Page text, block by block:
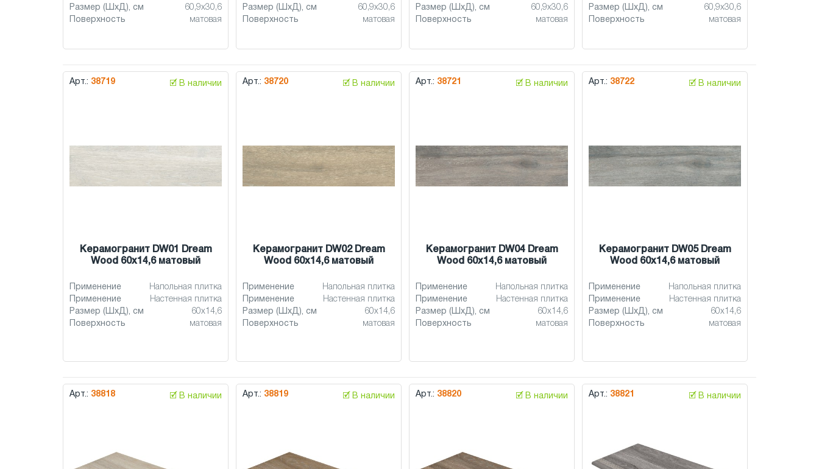
Размер (ШхД), см
60,9x30,6
Поверхность
матовая
Размер (ШхД), см
60,9x30,6
Поверхность
матовая
Размер (ШхД), см
60,9x30,6
Поверхность
матовая
Размер (ШхД), см
60,9x30,6
Поверхность
матовая
Арт.: 38719 🗹 В наличии
Керамогранит DW01 Dream
Wood 60x14,6 матовый
Применение
Напольная плитка
Применение
Настенная плитка
Размер (ШхД), см
60x14,6
Поверхность
матовая
Арт.: 38720 🗹 В наличии
Керамогранит DW02 Dream
Wood 60x14,6 матовый
Применение
Напольная плитка
Применение
Настенная плитка
Размер (ШхД), см
60x14,6
Поверхность
матовая
Арт.: 38721 🗹 В наличии
Керамогранит DW04 Dream
Wood 60x14,6 матовый
Применение
Напольная плитка
Применение
Настенная плитка
Размер (ШхД), см
60x14,6
Поверхность
матовая
Арт.: 38722 🗹 В наличии
Керамогранит DW05 Dream
Wood 60x14,6 матовый
Применение
Напольная плитка
Применение
Настенная плитка
Размер (ШхД), см
60x14,6
Поверхность
матовая
Арт.: 38818 🗹 В наличии Арт.: 38819 🗹 В наличии Арт.: 38820 🗹 В наличии Арт.: 38821 🗹 В наличии